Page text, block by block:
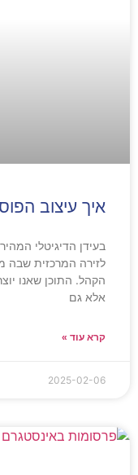
איך עיצוב
בעידן הדיגיטלי
לזירה המרכזית
הקהל. התוכן שאנו
אלא גם
קרא עוד »
2025-02-06